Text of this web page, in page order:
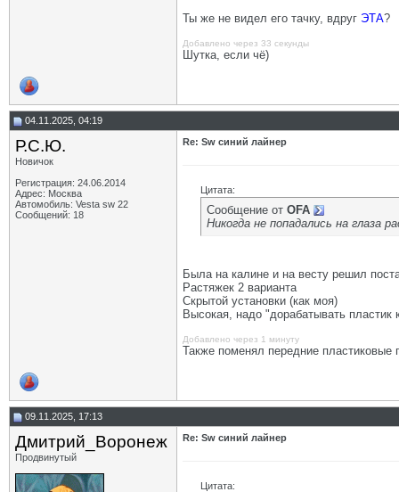
Ты же не видел его тачку, вдруг ЭТА?
Добавлено через 33 секунды
Шутка, если чё)
04.11.2025, 04:19
Р.С.Ю.
Новичок
Регистрация: 24.06.2014
Адрес: Москва
Автомобиль: Vesta sw 22
Сообщений: 18
Re: Sw синий лайнер
Цитата:
Сообщение от OFA
Никогда не попадались на глаза
Была на калине и на весту решил
Растяжек 2 варианта
Скрытой установки (как моя)
Высокая, надо "дорабатывать пластик
Добавлено через 1 минуту
Также поменял передние пластиковые
09.11.2025, 17:13
Дмитрий_Воронеж
Продвинутый
Re: Sw синий лайнер
Цитата: